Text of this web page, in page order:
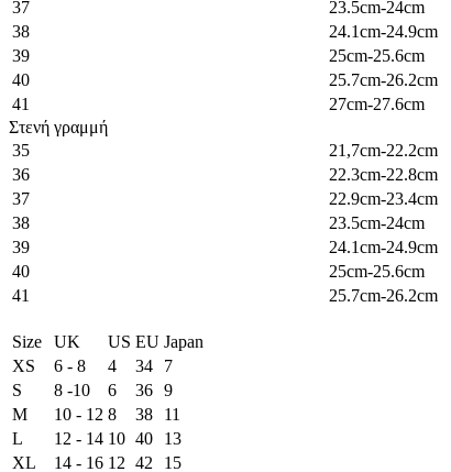
37
23.5cm-24cm
38
24.1cm-24.9cm
39
25cm-25.6cm
40
25.7cm-26.2cm
41
27cm-27.6cm
Στενή γραμμή
35
21,7cm-22.2cm
36
22.3cm-22.8cm
37
22.9cm-23.4cm
38
23.5cm-24cm
39
24.1cm-24.9cm
40
25cm-25.6cm
41
25.7cm-26.2cm
Size UK US EU Japan
XS
6 - 8 4 34
7
S
8 -10 6 36 9
M
10 - 12 8 38
11
L
12 - 14 10 40
13
XL
14 - 16 12 42
15